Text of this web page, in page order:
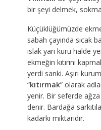
bir şeyi delmek,
Küçüklüğümüzde
sabah çayında sıcak
ıslak yarı kuru halde
ekmeğin kıtırını
yerdi sanki. Aşırı
“kıtırmak” olarak
yenir. Bir seferde ağza
denir. Bardağa
kadarki miktarıdır.